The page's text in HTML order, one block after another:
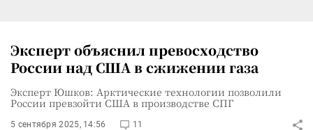
Эксперт объяснил превосходство
России над США в сжижении газа
Эксперт Юшков: Арктические технологии позволили
России превзойти США в производстве СПГ
5 сентября 2025, 14:56 11